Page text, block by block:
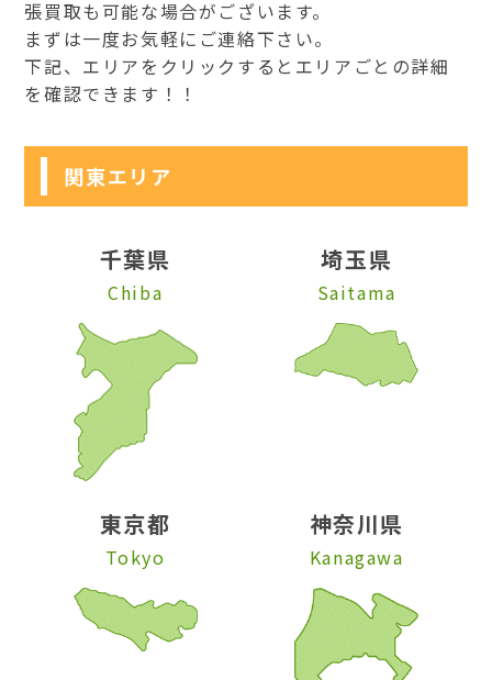
張買取も可能な場合がございます。
まずは一度お気軽にご連絡下さい。
下記、エリアをクリックするとエリアごとの詳細
を確認できます！！
関東エリア
千葉県
Chiba
埼玉県
Saitama
東京都
Tokyo
神奈川県
Kanagawa